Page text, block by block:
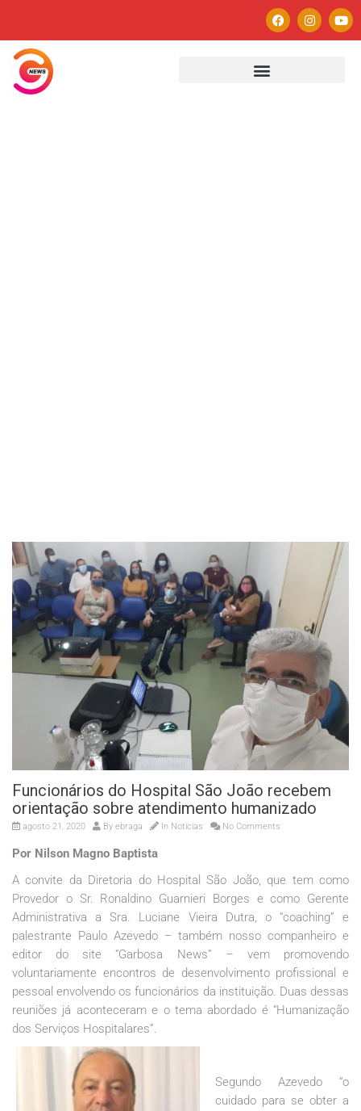
Funcionários do Hospital São João recebem
orientação sobre atendimento humanizado
agosto 21, 2020 By ebraga In Noticias No Comments
Por Nilson Magno Baptista
A convite da Diretoria do Hospital São João, que tem como
Provedor o Sr. Ronaldino Guarnieri Borges e como Gerente
Administrativa a Sra. Luciane Vieira Dutra, o “coaching” e
palestrante Paulo Azevedo – também nosso companheiro e
editor do site “Garbosa News” – vem promovendo
voluntariamente encontros de desenvolvimento profissional e
pessoal envolvendo os funcionários da instituição. Duas dessas
reuniões já aconteceram e o tema abordado é “Humanização
dos Serviços Hospitalares”.
Segundo Azevedo “o
cuidado para se obter a